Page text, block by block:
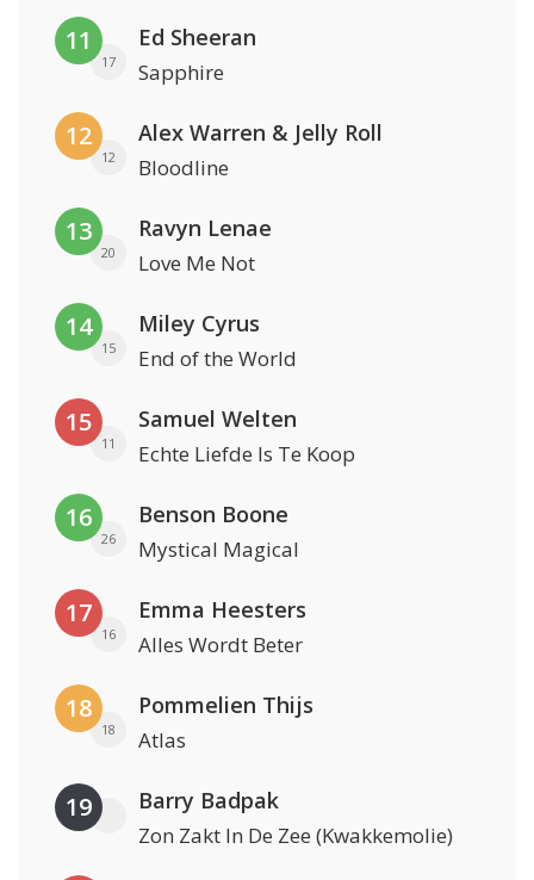
11
17
Ed Sheeran
Sapphire
12
12
Alex Warren & Jelly Roll
Bloodline
13
20
Ravyn Lenae
Love Me Not
14
15
Miley Cyrus
End of the World
15
11
Samuel Welten
Echte Liefde Is Te Koop
16
26
Benson Boone
Mystical Magical
17
16
Emma Heesters
Alles Wordt Beter
18
18
Pommelien Thijs
Atlas
19 Barry Badpak
Zon Zakt In De Zee (Kwakkemolie)